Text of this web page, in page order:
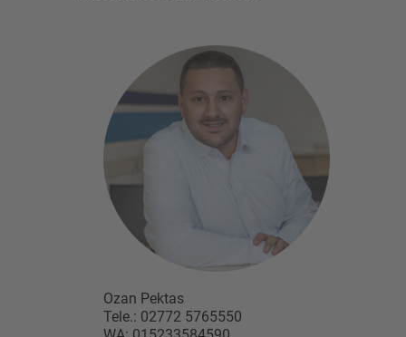
Ozan Pektas
Tele.: 02772 5765550